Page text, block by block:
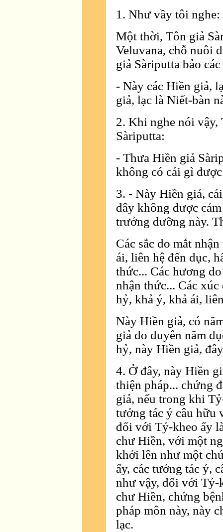
1. Như vầy tôi nghe:
Một thời, Tôn giả
Veluvana, chỗ nuôi
giả Sàriputta bảo
- Này các Hiền giả,
giả, lạc là Niết-bàn
2. Khi nghe nói
Sàriputta:
- Thưa Hiền giả
không có cái gì
3. - Này Hiền giả,
đây không được
trưởng dưỡng này.
Các sắc do mắt
ái, liên hệ đến dục,
thức... Các hương
nhận thức... Các
hỷ, khả ý, khả ái,
Này Hiền giả, có
giả do duyên năm
hỷ, này Hiền giả,
4. Ở đây, này Hiền
thiện pháp... chứng
giả, nếu trong khi
tưởng tác ý câu hữu
đối với Tỷ-kheo ấy
chư Hiền, với một
khởi lên như một
ấy, các tưởng tác ý,
như vậy, đối với Tỷ-
chư Hiền, chứng
pháp môn này, này
lạc.